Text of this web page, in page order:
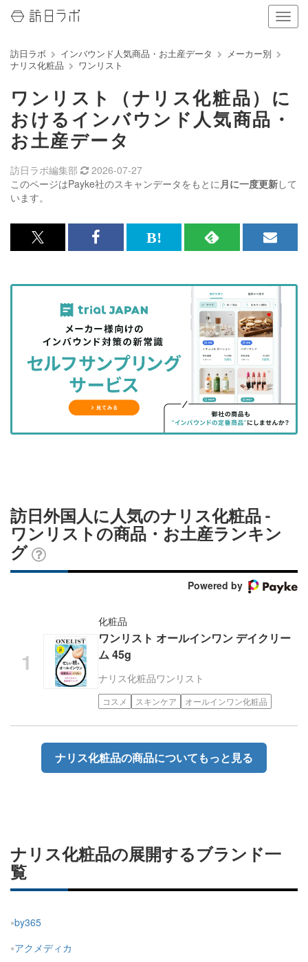
ナ
ビ
ン
の
り
る
訪日ラボ インバウンド人気商品・お土産データ
メーカー別
ナリス化粧品
ワンリスト
ワンリスト（ナリス化粧品）に
おけるインバウンド人気商品・
お土産データ
このページはPayke社のスキャンデータをもとに月に一度更新して
います。
訪日ラボ編集部 2026-07-27
x<br>
記
を
シ
ェ
る
Facebook<br>
記
事
を
シ
ェ
ア
す
る
は
な
ッ
ク
マ
に
RSS
記
事
を
購
読
す
る
メ
マ
ガ
登
録
す
る
訪日外国人に人気のナリス化粧品 -
ワンリストの商品・お土産ランキン
グ
Powered by
化粧品
ワンリスト オールインワン デイクリー
ム 45g
ナリス化粧品ワンリスト
コスメ スキンケア オールインワン化粧品
ナリス化粧品の商品についてもっと見る
ナリス化粧品の展開するブランド一
覧
by365
アクメディカ